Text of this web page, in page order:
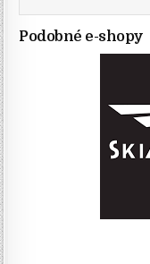
Podobné e-shopy